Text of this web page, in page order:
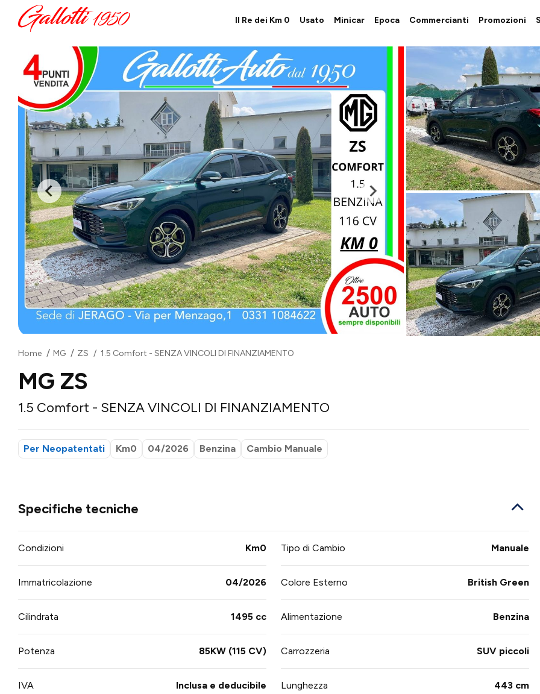
Il Re dei Km 0 Usato Minicar Epoca Commercianti Promozioni
Home MG ZS 1.5 Comfort - SENZA VINCOLI DI FINANZIAMENTO
MG ZS
1.5 Comfort - SENZA VINCOLI DI FINANZIAMENTO
Per Neopatentati Km0 04/2026 Benzina Cambio Manuale
Specifiche tecniche
Condizioni Km0 Tipo di Cambio Manuale
Immatricolazione 04/2026 Colore Esterno British Green
Cilindrata 1495 cc Alimentazione Benzina
Potenza 85KW (115 CV) Carrozzeria SUV piccoli
IVA Inclusa e deducibile Lunghezza 443 cm